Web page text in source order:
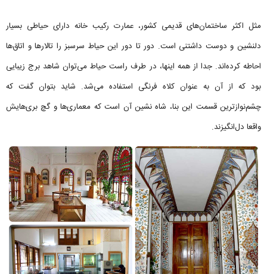
مثل اکثر ساختمان‌های قدیمی کشور، عمارت رکیب خانه دارای حیاطی بسیار
دلنشین و دوست داشتنی است. دور تا دور این حیاط سرسبز را تالارها و اتاق‌ها
احاطه کرده‌اند. جدا از همه اینها، در طرف راست حیاط می‌توان شاهد برج زیبایی
بود که از آن به عنوان کلاه فرنگی استفاده می‌شد. شاید بتوان گفت که
چشم‌نوازترین قسمت این بنا، شاه نشین آن است که معماری‌ها و گچ بری‌هایش
واقعا دل‌انگیزند.